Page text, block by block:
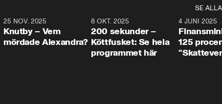
SE ALLA
31:05
25 NOV. 2025
Knutby – Vem
mördade Alexandra?
4:29
8 OKT. 2025
200 sekunder –
Köttfusket: Se hela
programmet här
4 JUNI 2025
125